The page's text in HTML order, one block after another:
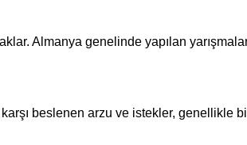
Almanya genel inde yapılan
beslenen arzu ve istekler, genel likle